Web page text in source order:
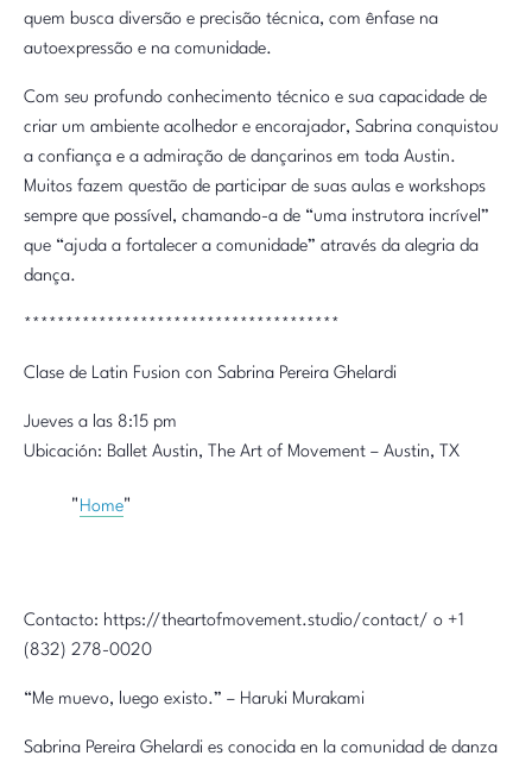
quem busca diversão e precisão técnica, com ênfase na
autoexpressão e na comunidade.
Com seu profundo conhecimento técnico e sua capacidade de
criar um ambiente acolhedor e encorajador, Sabrina conquistou
a confiança e a admiração de dançarinos em toda Austin.
Muitos fazem questão de participar de suas aulas e workshops
sempre que possível, chamando-a de “uma instrutora incrível”
que “ajuda a fortalecer a comunidade” através da alegria da
dança.
**************************************
Clase de Latin Fusion con Sabrina Pereira Ghelardi
Jueves a las 8:15 pm
Ubicación: Ballet Austin, The Art of Movement – Austin, TX
Home
Contacto: https://theartofmovement.studio/contact/ o +1
(832) 278-0020
“Me muevo, luego existo.” – Haruki Murakami
Sabrina Pereira Ghelardi es conocida en la comunidad de danza